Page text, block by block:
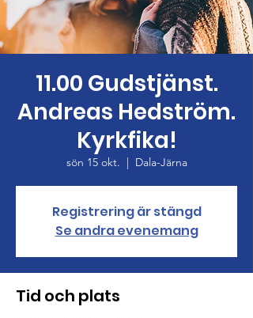
11.00 Gudstjänst.
Andreas Hedström.
Kyrkfika!
sön 15 okt.
  |
Dala-Järna
Registrering är stängd
Se andra evenemang
Tid och plats